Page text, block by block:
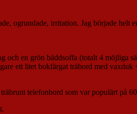
ogrundade, irritation. Jag började helt
och en grön bäddsoffa (totalt 4 möjliga
ett litet bokfärgat träbord med vaxduk
telefonbord som var populärt på